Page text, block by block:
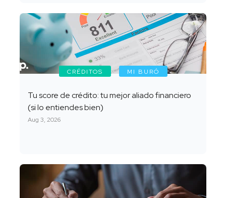
CRÉDITOS MI BURÓ
Tu score de crédito: tu mejor aliado financiero
(si lo entiendes bien)
Aug 3, 2026